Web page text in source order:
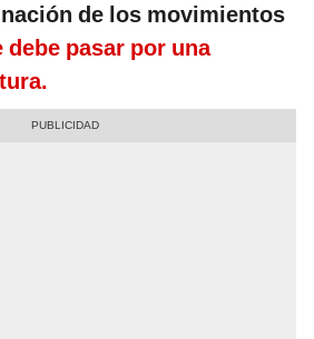
de los movimientos
debe pasar por una